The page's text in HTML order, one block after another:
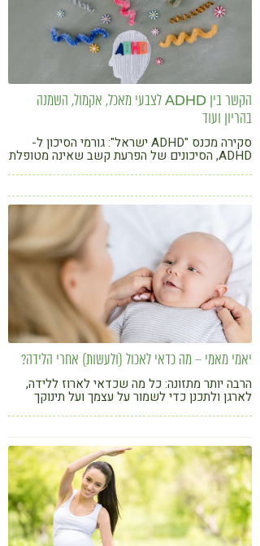
הקשר בין ADHD לצבעי מאכל, אקמול, השמנה
בהריון ועוד
סקירה מכנס "ADHD ישראל": גורמי הסיכון ל-
ADHD, הסיכונים של הפרעת קשב שאינה מטופלת
יאמי מאמי – מה כדאי לאכול (ולעשות) אחרי הלידה?
הרבה יותר מתזונה: כל מה שכדאי לארוז ללידה,
לארגן ולתכנן כדי לשמור על עצמך ועל תינוקך